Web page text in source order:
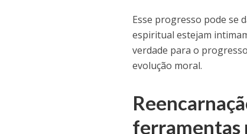
Esse progresso pode se
espiritual estejam
verdade para o
evolução moral.
ferramentas